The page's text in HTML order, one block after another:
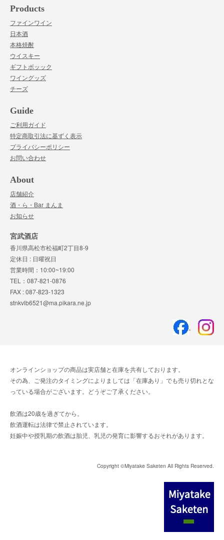
Products
ファインワイン
日本酒
本格焼酎
ウイスキー
ギフトボッック
ワイングッズ
チーズ
Guide
ご利用ガイド
特定商取引法に基ずく表示
プライバシーポリシー
お問い合わせ
About
店舗紹介
酒・ら・Bar まんま
お知らせ
宮武酒店
香川県高松市松福町2丁目8-9
定休日 : 日曜祝日
営業時間：10:00~19:00
TEL：087-821-0876
FAX : 087-823-1323
stnkvlb6521@ma.pikara.ne.jp
オンラインショップの商品は実店舗と在庫を共有しております。
その為、ご発注のタイミングによりましては「在庫あり」でも売り切れとな
っている場合がございます。どうぞご了承ください。
飲酒は20歳を過ぎてから。
飲酒運転は法律で禁止されています。
妊娠中や授乳期の飲酒は胎児、乳児の発育に影響するおそれがあります。
Copyright ©Miyatake Saketen All Rights Reserved.